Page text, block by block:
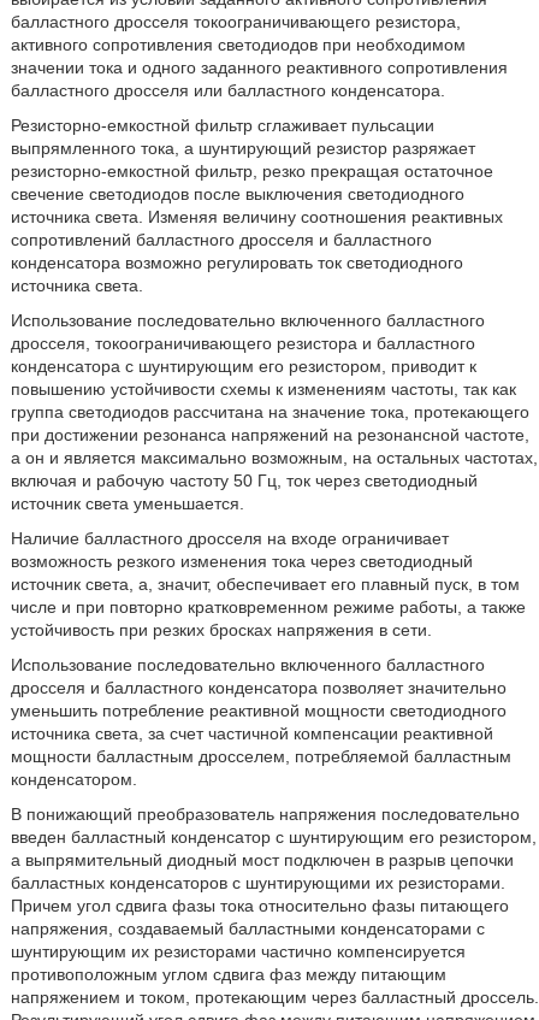
балластного дросселя токоограничивающего резистора,
активного сопротивления светодиодов при необходимом
значении тока и одного заданного реактивного сопротивления
балластного дросселя или балластного конденсатора.
Резисторно-емкостной фильтр сглаживает пульсации
выпрямленного тока, а шунтирующий резистор разряжает
резисторно-емкостной фильтр, резко прекращая остаточное
свечение светодиодов после выключения светодиодного
источника света. Изменяя величину соотношения реактивных
сопротивлений балластного дросселя и балластного
конденсатора возможно регулировать ток светодиодного
источника света.
Использование последовательно включенного балластного
дросселя, токоограничивающего резистора и балластного
конденсатора с шунтирующим его резистором, приводит к
повышению устойчивости схемы к изменениям частоты, так как
группа светодиодов рассчитана на значение тока, протекающего
при достижении резонанса напряжений на резонансной частоте,
а он и является максимально возможным, на остальных частотах,
включая и рабочую частоту 50 Гц, ток через светодиодный
источник света уменьшается.
Наличие балластного дросселя на входе ограничивает
возможность резкого изменения тока через светодиодный
источник света, а, значит, обеспечивает его плавный пуск, в том
числе и при повторно кратковременном режиме работы, а также
устойчивость при резких бросках напряжения в сети.
Использование последовательно включенного балластного
дросселя и балластного конденсатора позволяет значительно
уменьшить потребление реактивной мощности светодиодного
источника света, за счет частичной компенсации реактивной
мощности балластным дросселем, потребляемой балластным
конденсатором.
В понижающий преобразователь напряжения последовательно
введен балластный конденсатор с шунтирующим его резистором,
а выпрямительный диодный мост подключен в разрыв цепочки
балластных конденсаторов с шунтирующими их резисторами.
Причем угол сдвига фазы тока относительно фазы питающего
напряжения, создаваемый балластными конденсаторами с
шунтирующим их резисторами частично компенсируется
противоположным углом сдвига фаз между питающим
напряжением и током, протекающим через балластный дроссель.